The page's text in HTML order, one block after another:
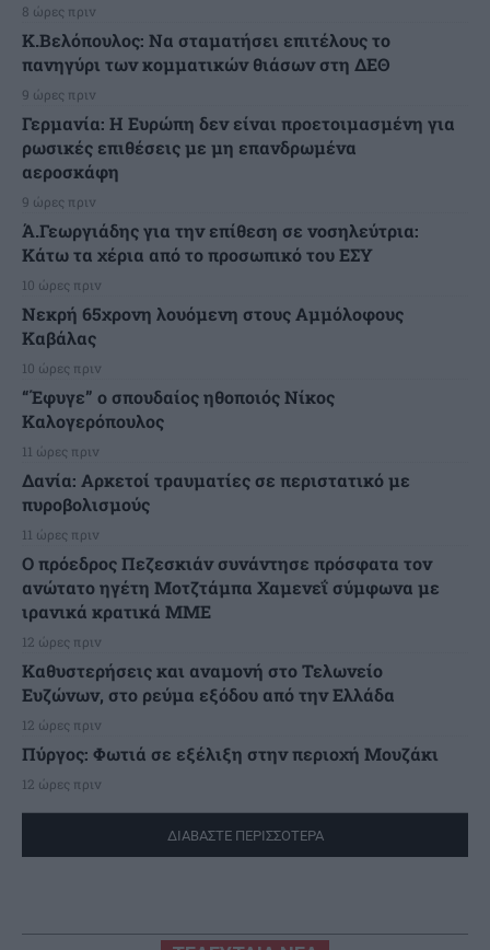
8 ώρες πριν
Κ.Βελόπουλος: Να σταματήσει επιτέλους το
πανηγύρι των κομματικών θιάσων στη ΔΕΘ
9 ώρες πριν
Γερμανία: Η Ευρώπη δεν είναι προετοιμασμένη για
ρωσικές επιθέσεις με μη επανδρωμένα
αεροσκάφη
9 ώρες πριν
Ά.Γεωργιάδης για την επίθεση σε νοσηλεύτρια:
Κάτω τα χέρια από το προσωπικό του ΕΣΥ
10 ώρες πριν
Νεκρή 65χρονη λουόμενη στους Αμμόλοφους
Καβάλας
10 ώρες πριν
“Έφυγε” ο σπουδαίος ηθοποιός Νίκος
Καλογερόπουλος
11 ώρες πριν
Δανία: Αρκετοί τραυματίες σε περιστατικό με
πυροβολισμούς
11 ώρες πριν
Ο πρόεδρος Πεζεσκιάν συνάντησε πρόσφατα τον
ανώτατο ηγέτη Μοτζτάμπα Χαμενεΐ σύμφωνα με
ιρανικά κρατικά ΜΜΕ
12 ώρες πριν
Καθυστερήσεις και αναμονή στο Τελωνείο
Ευζώνων, στο ρεύμα εξόδου από την Ελλάδα
12 ώρες πριν
Πύργος: Φωτιά σε εξέλιξη στην περιοχή Μουζάκι
12 ώρες πριν
ΔΙΑΒΑΣΤΕ ΠΕΡΙΣΣΟΤΕΡΑ